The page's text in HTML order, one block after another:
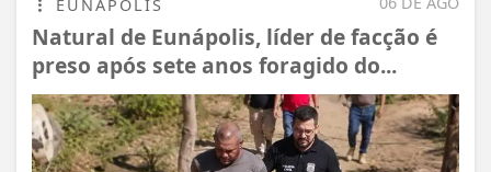
EUNÁPOLIS
Natural de Eunápolis, líder de facção é
preso após sete anos foragido do...